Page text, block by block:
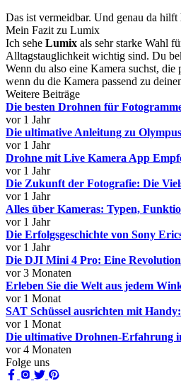
Das ist vermeidbar. Und genau da hilft
Mein Fazit zu Lumix
Ich sehe Lumix als sehr starke Wahl
Alltagstauglichkeit wichtig sind. Du
Wenn du also eine Kamera suchst,
wenn du die Kamera passend zu
Weitere Beiträge
Die besten Drohnen für
vor 1 Jahr
Die ultimative Anleitung zu
vor 1 Jahr
Drohne mit Live Kamera App
vor 1 Jahr
Die Zukunft der Fotografie: Die
vor 1 Jahr
Alles über Kameras: Typen,
vor 1 Jahr
Die Erfolgsgeschichte von Sony
vor 1 Jahr
Die DJI Mini 4 Pro: Eine
vor 3 Monaten
Erleben Sie die Welt aus jedem
vor 1 Monat
SAT Schüssel ausrichten mit
vor 1 Monat
Die ultimative Drohnen-Erfahrung
vor 4 Monaten
Folge uns